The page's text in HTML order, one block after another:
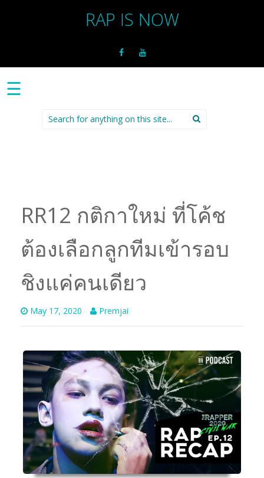
RAP IS NOW
☰
Search
for:
RR12 กติกาใหม่ ที่โค้ช
ต้องเลือกลูกทีมเข้ารอบ
ชิงแค่คนเดียว
May 17, 2020 Premjai